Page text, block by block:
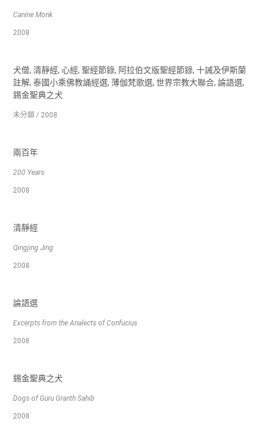
Canine Monk
2008
犬僧, 清靜經, 心經, 聖經節錄, 阿拉伯文版聖經節錄, 十誡及伊斯蘭
註解, 泰國小乘佛教誦經選, 薄伽梵歌選, 世界宗教大聯合, 論語選,
錫金聖典之犬
未分類 / 2008
兩百年
200 Years
2008
清靜經
Qingjing Jing
2008
論語選
Excerpts from the Analects of Confucius
2008
錫金聖典之犬
Dogs of Guru Granth Sahib
2008